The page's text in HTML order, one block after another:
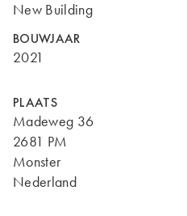
New Building
BOUWJAAR
2021
PLAATS
Madeweg 36
2681 PM
Monster
Nederland